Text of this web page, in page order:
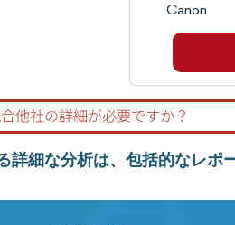
Canon
詳細な分析は、包括的なレポ